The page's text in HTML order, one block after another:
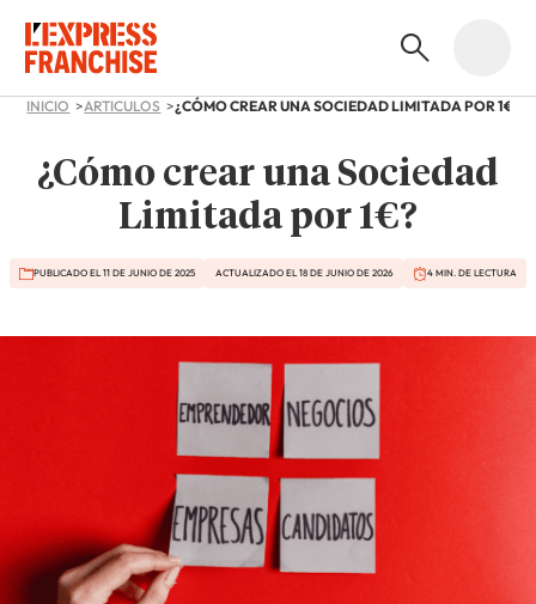
INICIO ARTICULOS ¿CÓMO CREAR UNA SOCIEDAD LIMITADA POR 1€?
¿Cómo crear una Sociedad
Limitada por 1€?
PUBLICADO EL 11 DE JUNIO DE 2025 ACTUALIZADO EL 18 DE JUNIO DE 2026 4 MIN. DE LECTURA